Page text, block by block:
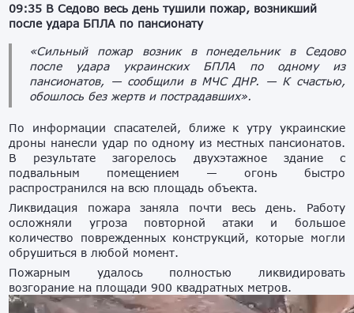
09:35 В Седово весь день тушили пожар, возникший
после удара БПЛА по пансионату
«Сильный пожар возник в понедельник в Седово
после удара украинских БПЛА по одному из
пансионатов, — сообщили в МЧС ДНР. — К счастью,
обошлось без жертв и пострадавших».
По информации спасателей, ближе к утру украинские
дроны нанесли удар по одному из местных пансионатов.
В результате загорелось двухэтажное здание с
подвальным помещением — огонь быстро
распространился на всю площадь объекта.
Ликвидация пожара заняла почти весь день. Работу
осложняли угроза повторной атаки и большое
количество поврежденных конструкций, которые могли
обрушиться в любой момент.
Пожарным удалось полностью ликвидировать
возгорание на площади 900 квадратных метров.